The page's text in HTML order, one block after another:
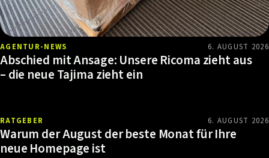
AGENTUR-NEWS 6. AUGUST 2026
Abschied mit Ansage: Unsere Ricoma zieht aus
– die neue Tajima zieht ein
RATGEBER 6. AUGUST 2026
Warum der August der beste Monat für Ihre
neue Homepage ist